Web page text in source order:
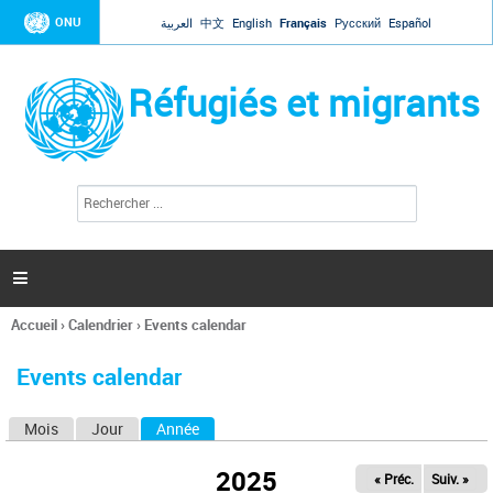
Jump to navigation
ONU العربية 中文 English Français Русский Español
Réfugiés et migrants
l
c
h
e

Vous
ici
Accueil›Calendrier› Events calendar
Events calendar
Mois Jour Année
2025 « Préc. Suiv. »